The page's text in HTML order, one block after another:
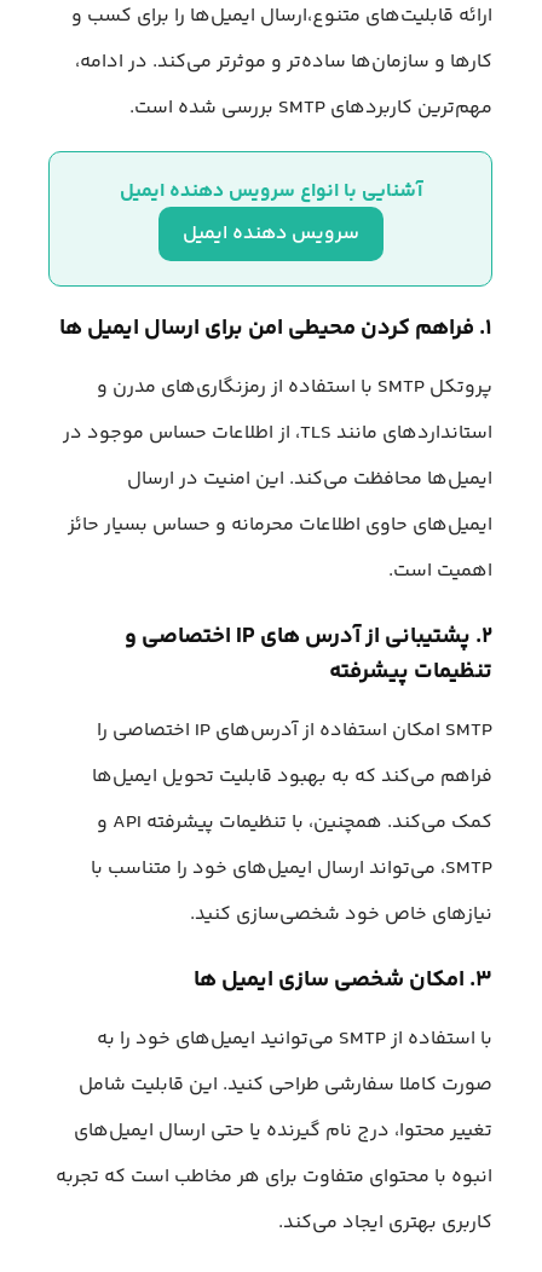
ارائه قابلیت‌های متنوع،ارسال ایمیل‌ها را برای کسب‌ و
کارها و سازمان‌ها ساده‌تر و موثرتر می‌کند. در ادامه،
مهم‌ترین کاربردهای SMTP بررسی شده است.
آشنایی با انواع سرویس دهنده ایمیل
سرویس دهنده ایمیل
۱. فراهم کردن محیطی امن برای ارسال ایمیل ها
پروتکل SMTP با استفاده از رمزنگاری‌های مدرن و
استانداردهای مانند TLS، از اطلاعات حساس موجود در
ایمیل‌ها محافظت می‌کند. این امنیت در ارسال
ایمیل‌های حاوی اطلاعات محرمانه و حساس بسیار حائز
اهمیت است.
۲. پشتیبانی از آدرس های IP اختصاصی و
تنظیمات پیشرفته
SMTP امکان استفاده از آدرس‌های IP اختصاصی را
فراهم می‌کند که به بهبود قابلیت تحویل ایمیل‌ها
کمک می‌کند. همچنین، با تنظیمات پیشرفته API و
SMTP، می‌تواند ارسال ایمیل‌های خود را متناسب با
نیازهای خاص خود شخصی‌سازی کنید.
۳. امکان شخصی سازی ایمیل ها
با استفاده از SMTP می‌توانید ایمیل‌های خود را به
صورت کاملا سفارشی طراحی کنید. این قابلیت شامل
تغییر محتوا، درج نام گیرنده یا حتی ارسال ایمیل‌های
انبوه با محتوای متفاوت برای هر مخاطب است که تجربه
کاربری بهتری ایجاد می‌کند.